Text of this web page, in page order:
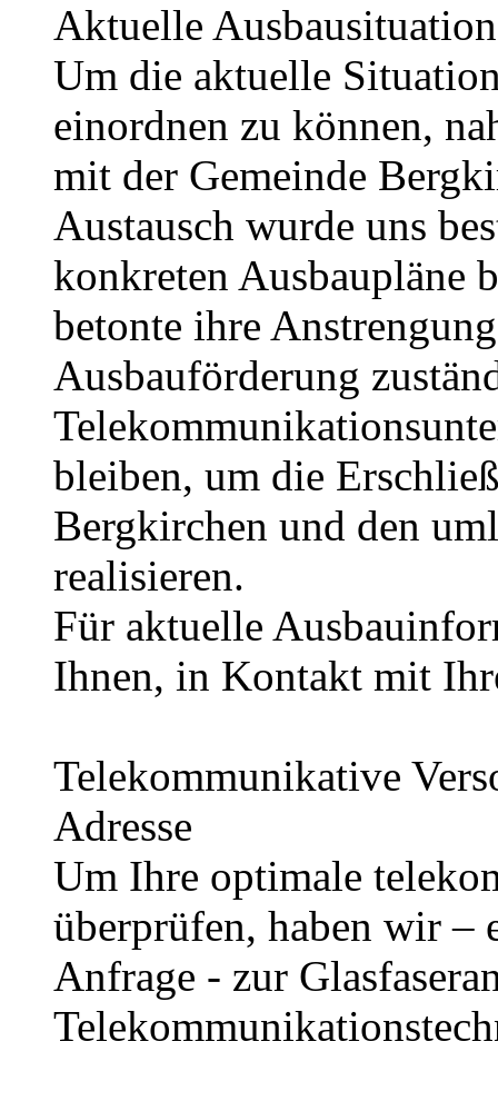
Aktuelle
Um die aktuelle
einordnen zu können,
mit der Gemeinde
Austausch wurde uns
konkreten Ausbaupläne
betonte ihre
Ausbauförderung
bleiben, um die
Bergkirchen und den
realisieren.
Für aktuelle
Ihnen, in Kontakt mit
Telekommunikative
Adresse
Um Ihre optimale
überprüfen, haben wir –
Anfrage - zur